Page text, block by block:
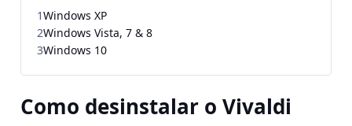
Como desinstalar o Vivaldi
1Windows XP
2Windows Vista, 7 & 8
3Windows 10